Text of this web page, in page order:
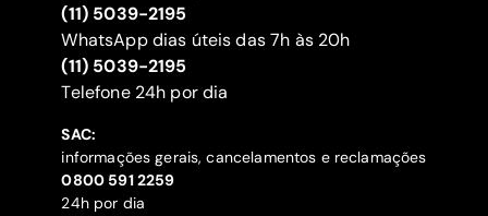
(11) 5039-2195
WhatsApp dias úteis das 7h às 20h
(11) 5039-2195
‍Telefone 24h por dia
SAC:
informações gerais, cancelamentos e reclamações
‍0800 591 2259
24h por dia